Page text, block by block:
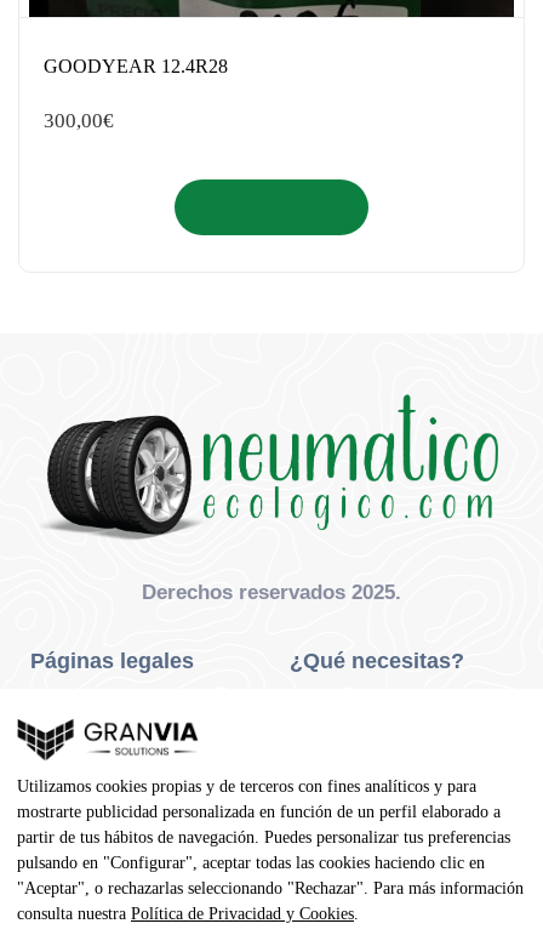
GOODYEAR 12.4R28
300,00€
Derechos reservados 2025.
Páginas legales
Privacidad Y Cookies
Aviso Legal
Condiciones De Compra
Contacto
¿Qué necesitas?
Neumáticos Agrícola
Dirección
Utilizamos cookies propias y de terceros con fines analíticos y para
mostrarte publicidad personalizada en función de un perfil elaborado a
partir de tus hábitos de navegación. Puedes personalizar tus preferencias
pulsando en "Configurar", aceptar todas las cookies haciendo clic en
"Aceptar", o rechazarlas seleccionando "Rechazar". Para más información
consulta nuestra Política de Privacidad y Cookies.